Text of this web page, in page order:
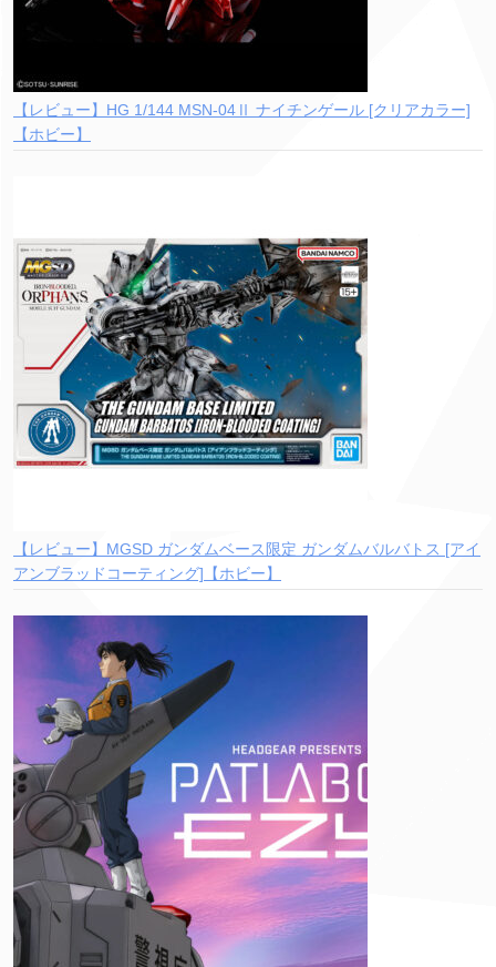
【レビュー】HG 1/144 MSN-04Ⅱ ナイチンゲール [クリアカラー]
【ホビー】
【レビュー】MGSD ガンダムベース限定 ガンダムバルバトス [アイ
アンブラッドコーティング]【ホビー】